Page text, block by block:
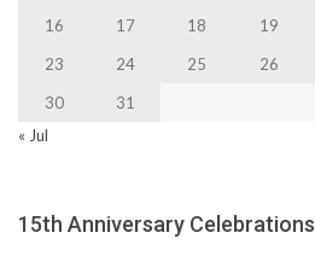
16
17 18 19
23
24 25 26
30
31
« Jul
15th Anniversary Celebrations